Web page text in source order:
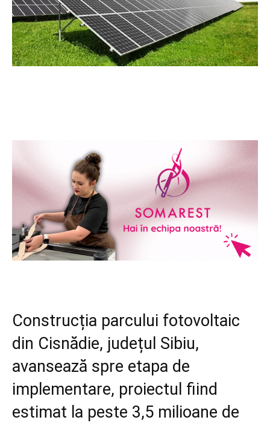
Construcția parcului fotovoltaic
din Cisnădie, județul Sibiu,
avansează spre etapa de
implementare, proiectul fiind
estimat la peste 3,5 milioane de